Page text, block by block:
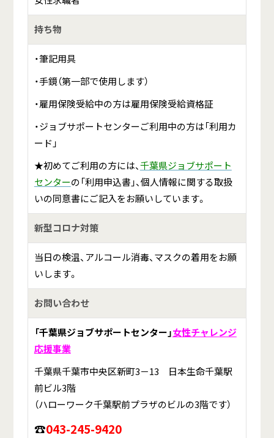
持ち物
・筆記用具
・手鏡（第一部で使用します）
・雇用保険受給中の方は雇用保険受給資格証
・ジョブサポートセンターご利用中の方は「利用カ
ード」
★初めてご利用の方には、千葉県ジョブサポート
センターの「利用申込書」、個人情報に関する取扱
いの同意書にご記入をお願いしています。
新型コロナ対策
当日の検温、アルコール消毒、マスクの着用をお願
いします。
お問い合わせ
「千葉県ジョブサポートセンター」女性チャレンジ
応援事業
千葉県千葉市中央区新町3－13 日本生命千葉駅
前ビル3階
（ハローワーク千葉駅前プラザのビルの3階です）
☎043-245-9420